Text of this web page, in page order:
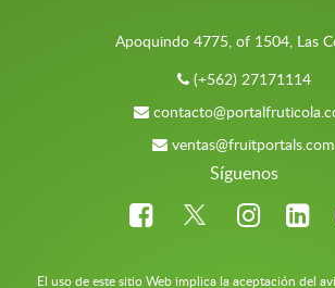
Apoquindo 4775, of 1504, Las
(+562) 27171114
ventas@fruitportals.com
Síguenos
El uso de este sitio Web implica la aceptación del